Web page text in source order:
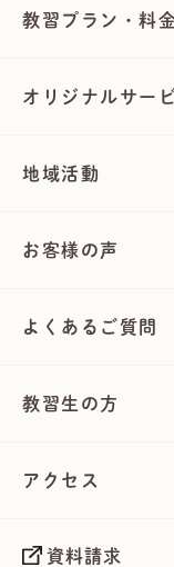
教習プラン・料
オリジナルサー
地域活動
お客様の声
よくあるご質問
教習生の方
アクセス
資料請求